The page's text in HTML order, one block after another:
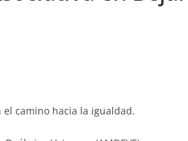
el camino hacia la igualdad.